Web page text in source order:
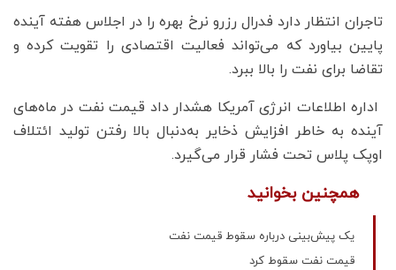
تاجران انتظار دارد فدرال رزرو نرخ بهره را در اجلاس هفته آینده
پایین بیاورد که می‌تواند فعالیت اقتصادی را تقویت کرده و
تقاضا برای نفت را بالا ببرد.
اداره اطلاعات انرژی آمریکا هشدار داد قیمت نفت در ماه‌های
آینده به خاطر افزایش ذخایر به‌دنبال بالا رفتن تولید ائتلاف
اوپک پلاس تحت فشار قرار می‌گیرد.
همچنین بخوانید
یک پیش‌بینی درباره سقوط قیمت نفت
قیمت نفت سقوط کرد